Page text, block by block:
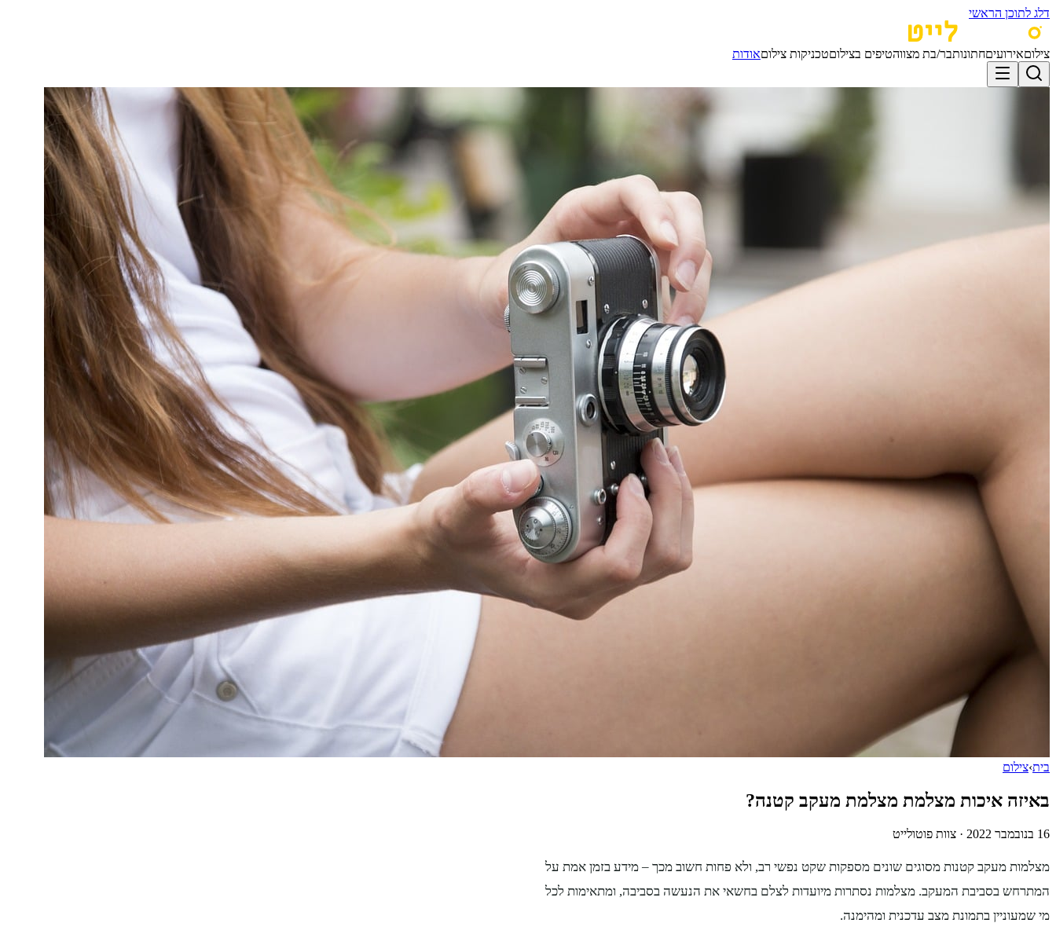
דלג לתוכן הראשי
צילוםאירועיםחתונותבר/בת מצווהטיפים בצילוםטכניקות צילוםאודות
בית›צילום
באיזה איכות מצלמת מצלמת מעקב קטנה?
16 בנובמבר 2022 · צוות פוטולייט
מצלמות מעקב קטנות מסוגים שונים מספקות שקט נפשי רב, ולא פחות חשוב מכך – מידע בזמן אמת על
המתרחש בסביבת המעקב. מצלמות נסתרות מיועדות לצלם בחשאי את הנעשה בסביבה, ומתאימות לכל
מי שמעוניין בתמונת מצב עדכנית ומהימנה.